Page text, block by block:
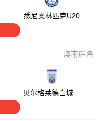
悉尼奥林匹克U20
澳南后备
贝尔格莱德白城后